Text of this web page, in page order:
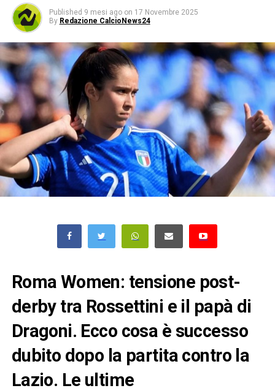
Published 9 mesi ago on 17 Novembre 2025
By Redazione CalcioNews24
Roma Women: tensione post-
derby tra Rossettini e il papà di
Dragoni. Ecco cosa è successo
dubito dopo la partita contro la
Lazio. Le ultime